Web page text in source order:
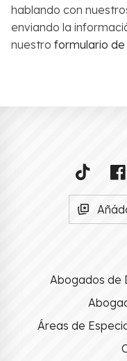
hablando con
enviando la
nuestro formulario
Abogados de
Áreas de